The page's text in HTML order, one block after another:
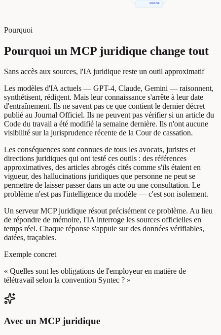
SIRENE
Pourquoi
Pourquoi un MCP juridique change tout
Sans accès aux sources, l'IA juridique reste un outil approximatif
Les modèles d'IA actuels — GPT-4, Claude, Gemini — raisonnent,
synthétisent, rédigent. Mais leur connaissance s'arrête à leur date
d'entraînement. Ils ne savent pas ce que contient le dernier décret
publié au Journal Officiel. Ils ne peuvent pas vérifier si un article du
Code du travail a été modifié la semaine dernière. Ils n'ont aucune
visibilité sur la jurisprudence récente de la Cour de cassation.
Les conséquences sont connues de tous les avocats, juristes et
directions juridiques qui ont testé ces outils : des références
approximatives, des articles abrogés cités comme s'ils étaient en
vigueur, des hallucinations juridiques que personne ne peut se
permettre de laisser passer dans un acte ou une consultation. Le
problème n'est pas l'intelligence du modèle — c'est son isolement.
Un serveur MCP juridique résout précisément ce problème. Au lieu
de répondre de mémoire, l'IA interroge les sources officielles en
temps réel. Chaque réponse s'appuie sur des données vérifiables,
datées, traçables.
Exemple concret
« Quelles sont les obligations de l'employeur en matière de
télétravail selon la convention Syntec ? »
Avec un MCP juridique